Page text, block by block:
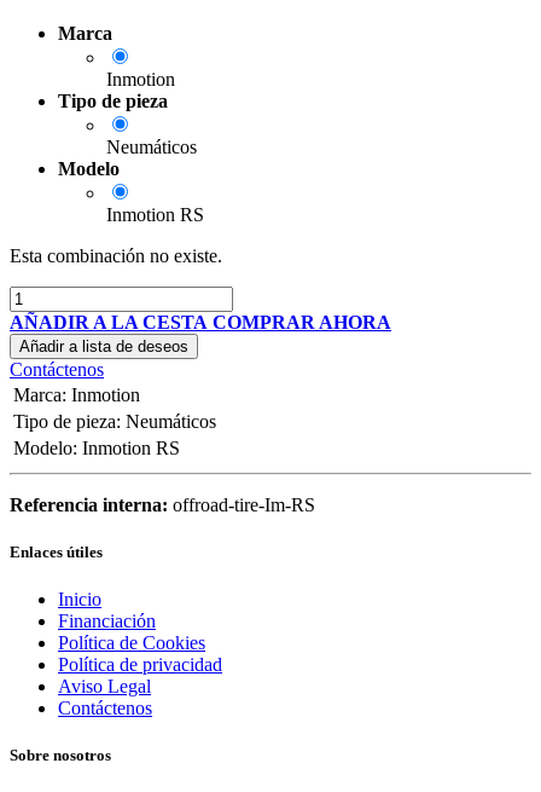
Marca
Inmotion
Tipo de pieza
Neumáticos
Modelo
Inmotion RS
Esta combinación no existe.
AÑADIR A LA CESTA COMPRAR AHORA
Añadir a lista de deseos
Contáctenos
Marca: Inmotion
Tipo de pieza: Neumáticos
Modelo: Inmotion RS
Referencia interna: offroad-tire-Im-RS
Enlaces útiles
Inicio
Financiación
Política de Cookies
Política de privacidad
Aviso Legal
Contáctenos
Sobre nosotros